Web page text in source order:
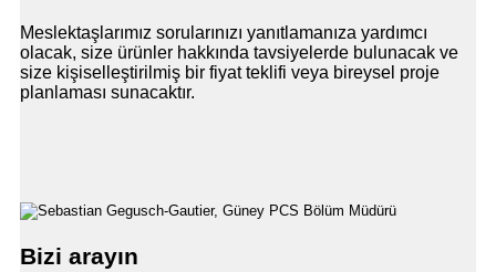
Meslektaşlarımız sorularınızı yanıtlamanıza yardımcı
olacak, size ürünler hakkında tavsiyelerde bulunacak ve
size kişiselleştirilmiş bir fiyat teklifi veya bireysel proje
planlaması sunacaktır.
Bizi arayın